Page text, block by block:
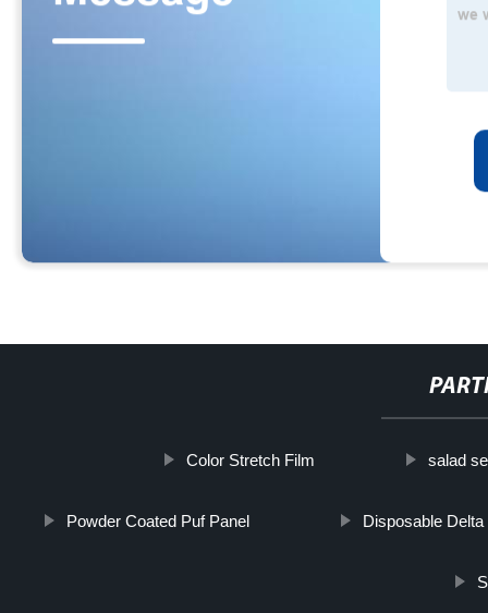
Color Stretch Film salad
Powder Coated Puf Panel Disposable Delta